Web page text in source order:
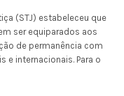
(STJ) estabeleceu que
ser equiparados aos
de permanência com
e internacionais. Para o